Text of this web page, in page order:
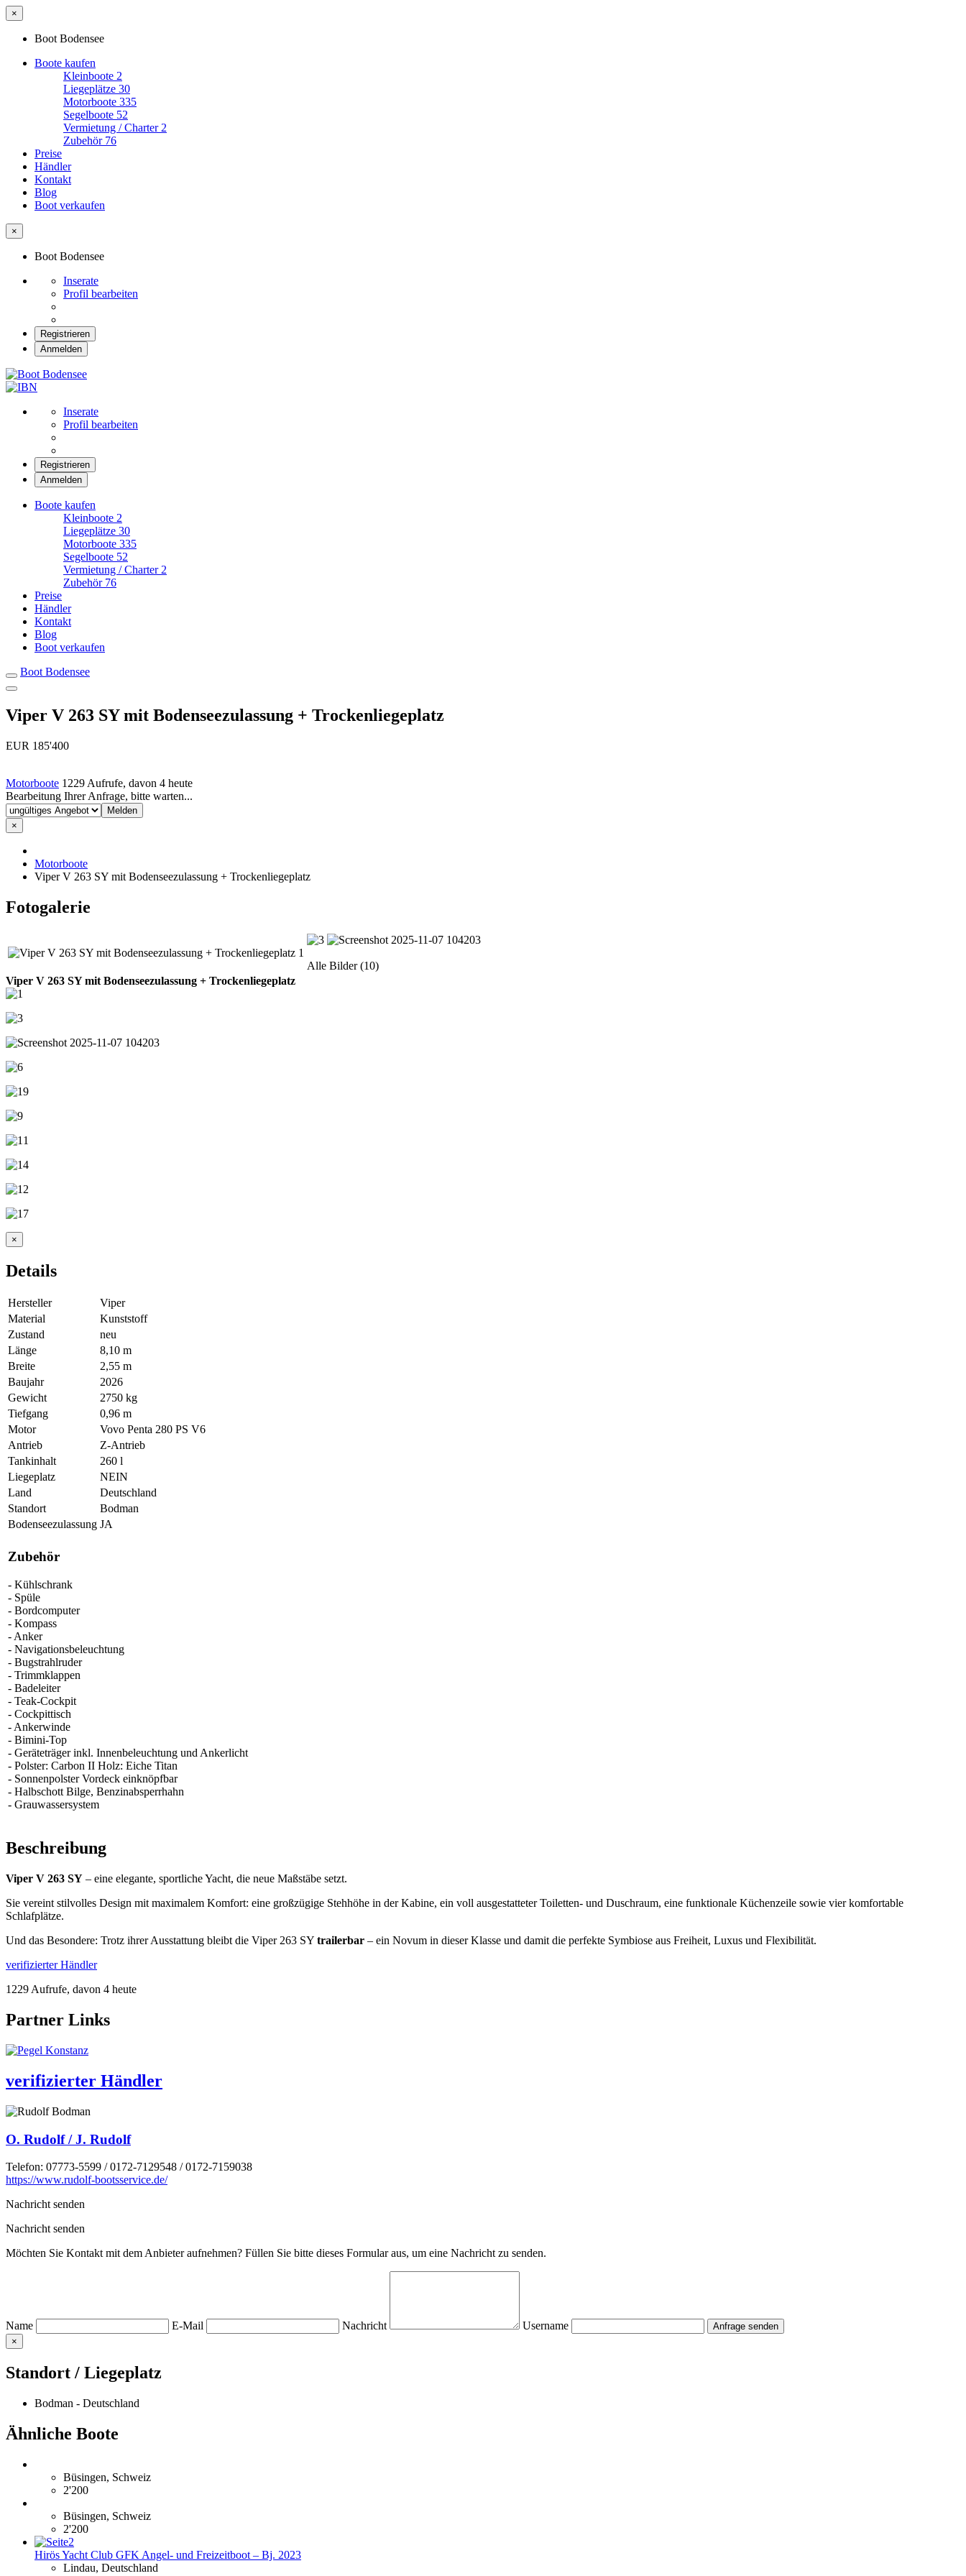
×
Boot Bodensee
Boote kaufen
Kleinboote 2
Liegeplätze 30
Motorboote 335
Segelboote 52
Vermietung / Charter 2
Zubehör 76
Preise
Händler
Kontakt
Blog
Boot verkaufen
×
Boot Bodensee
Inserate
Profil bearbeiten
Registrieren
Anmelden
Inserate
Profil bearbeiten
Registrieren
Anmelden
Boote kaufen
Kleinboote 2
Liegeplätze 30
Motorboote 335
Segelboote 52
Vermietung / Charter 2
Zubehör 76
Preise
Händler
Kontakt
Blog
Boot verkaufen
Boot Bodensee
Viper V 263 SY mit Bodenseezulassung + Trockenliegeplatz
EUR 185'400
Motorboote 1229 Aufrufe, davon 4 heute
Inserat
melden
Bearbeitung Ihrer Anfrage, bitte warten...
×
Motorboote
Viper V 263 SY mit Bodenseezulassung + Trockenliegeplatz
Fotogalerie
Alle Bilder (10)
Viper V 263 SY mit Bodenseezulassung + Trockenliegeplatz
×
Details
Hersteller
Viper
Material
Kunststoff
Zustand
neu
Länge
8,10 m
Breite
2,55 m
Baujahr
2026
Gewicht
2750 kg
Tiefgang
0,96 m
Motor
Vovo Penta 280 PS V6
Antrieb
Z-Antrieb
Tankinhalt
260 l
Liegeplatz
NEIN
Land
Deutschland
Standort
Bodman
Bodenseezulassung JA
Zubehör
- Kühlschrank
- Spüle
- Bordcomputer
- Kompass
- Anker
- Navigationsbeleuchtung
- Bugstrahlruder
- Trimmklappen
- Badeleiter
- Teak-Cockpit
- Cockpittisch
- Ankerwinde
- Bimini-Top
- Geräteträger inkl. Innenbeleuchtung und Ankerlicht
- Polster: Carbon II Holz: Eiche Titan
- Sonnenpolster Vordeck einknöpfbar
- Halbschott Bilge, Benzinabsperrhahn
- Grauwassersystem
Beschreibung
Viper V 263 SY – eine elegante, sportliche Yacht, die neue Maßstäbe setzt.
Sie vereint stilvolles Design mit maximalem Komfort: eine großzügige Stehhöhe in der Kabine, ein voll ausgestatteter Toiletten- und Duschraum, eine funktionale Küchenzeile sowie vier komfortable
Schlafplätze.
Und das Besondere: Trotz ihrer Ausstattung bleibt die Viper 263 SY trailerbar – ein Novum in dieser Klasse und damit die perfekte Symbiose aus Freiheit, Luxus und Flexibilität.
verifizierter Händler
1229 Aufrufe, davon 4 heute
Partner Links
verifizierter Händler
O. Rudolf / J. Rudolf
Telefon: 07773-5599 / 0172-7129548 / 0172-7159038
https://www.rudolf-bootsservice.de/
Nachricht senden
Nachricht senden
Möchten Sie Kontakt mit dem Anbieter aufnehmen? Füllen Sie bitte dieses Formular aus, um eine Nachricht zu senden.
Name E-Mail Nachricht Username
×
Standort / Liegeplatz
Bodman - Deutschland
Ähnliche Boote
Büsingen, Schweiz
2'200
Büsingen, Schweiz
2'200
Hirös Yacht Club GFK Angel- und Freizeitboot – Bj. 2023
Lindau, Deutschland